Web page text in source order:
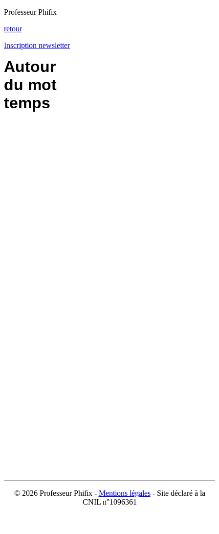
Professeur Phifix
retour
Inscription newsletter
Autour
du mot
temps
© 2026 Professeur Phifix - Mentions légales- Site déclaré à la
CNIL n°1096361